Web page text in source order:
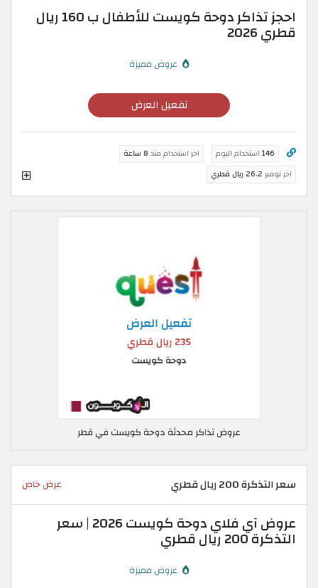
احجز تذاكر دوحة كويست للأطفال ب 160 ريال
قطري 2026
عروض مميزة
تفعيل العرض
146 استخدام اليوم اخر استخدام منذ 8 ساعة
اخر توفير 26.2 ريال قطري
عروض تذاكر محدثة دوحة كويست في قطر
سعر التذكرة 200 ريال قطري عرض خاص
عروض آي فلاي دوحة كويست 2026 | سعر
التذكرة 200 ريال قطري
عروض مميزة